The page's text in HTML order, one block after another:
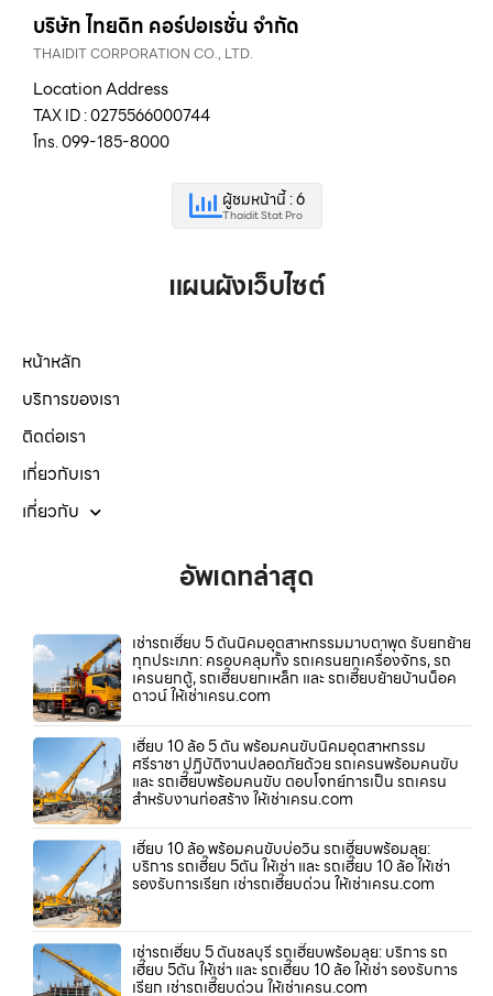
บริษัท ไทยดิท คอร์ปอเรชั่น จำกัด
THAIDIT CORPORATION CO., LTD.
Location Address
TAX ID : 0275566000744
โทร. 099-185-8000
ผู้ชมหน้านี้ : 6
Thaidit Stat Pro
แผนผังเว็บไซต์
หน้าหลัก
บริการของเรา
ติดต่อเรา
เกี่ยวกับเรา
เกี่ยวกับ
อัพเดทล่าสุด
เช่ารถเฮี๊ยบ 5 ตันนิคมอุตสาหกรรมมาบตาพุด รับยกย้าย
ทุกประเภท: ครอบคลุมทั้ง รถเครนยกเครื่องจักร, รถ
เครนยกตู้, รถเฮี๊ยบยกเหล็ก และ รถเฮี๊ยบย้ายบ้านน็อค
ดาวน์ ให้เช่าเครน.com
เฮี๊ยบ 10 ล้อ 5 ตัน พร้อมคนขับนิคมอุตสาหกรรม
ศรีราชา ปฏิบัติงานปลอดภัยด้วย รถเครนพร้อมคนขับ
และ รถเฮี๊ยบพร้อมคนขับ ตอบโจทย์การเป็น รถเครน
สำหรับงานก่อสร้าง ให้เช่าเครน.com
เฮี๊ยบ 10 ล้อ พร้อมคนขับบ่อวิน รถเฮี๊ยบพร้อมลุย:
บริการ รถเฮี๊ยบ 5ตัน ให้เช่า และ รถเฮี๊ยบ 10 ล้อ ให้เช่า
รองรับการเรียก เช่ารถเฮี๊ยบด่วน ให้เช่าเครน.com
เช่ารถเฮี๊ยบ 5 ตันชลบุรี รถเฮี๊ยบพร้อมลุย: บริการ รถ
เฮี๊ยบ 5ตัน ให้เช่า และ รถเฮี๊ยบ 10 ล้อ ให้เช่า รองรับการ
เรียก เช่ารถเฮี๊ยบด่วน ให้เช่าเครน.com